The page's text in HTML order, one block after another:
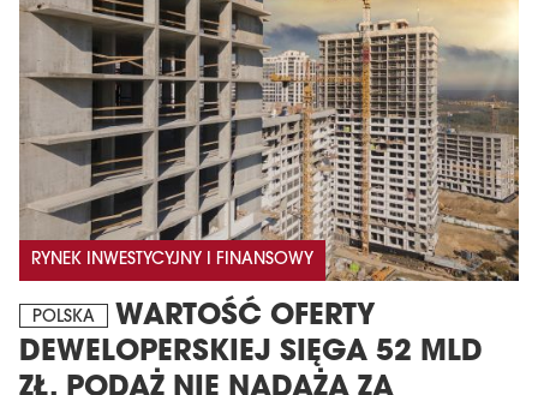
RYNEK INWESTYCYJNY I FINANSOWY
POLSKA
WARTOŚĆ OFERTY
DEWELOPERSKIEJ SIĘGA 52 MLD
MAGAZYN
Wydanie 6 (308)
CZERWIEC 2026